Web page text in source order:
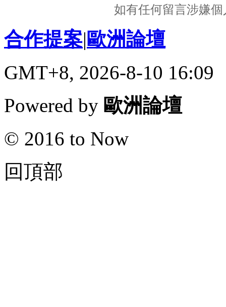
如有任何留言涉嫌
合作提案|歐洲論壇
GMT+8, 2026-8-10 16:09
Powered by 歐洲論壇
© 2016 to Now
回頂部